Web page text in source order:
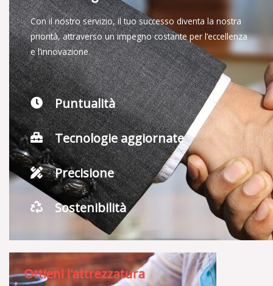
Con il nostro servizio, il tuo successo diventa la nostra
priorità, attraverso un impegno costante per l’eccellenza
e l’innovazione.
Puntualità
Tecnologie aggiornate
Precisione
Sostenibilità
Ottieni l'attrezzatura